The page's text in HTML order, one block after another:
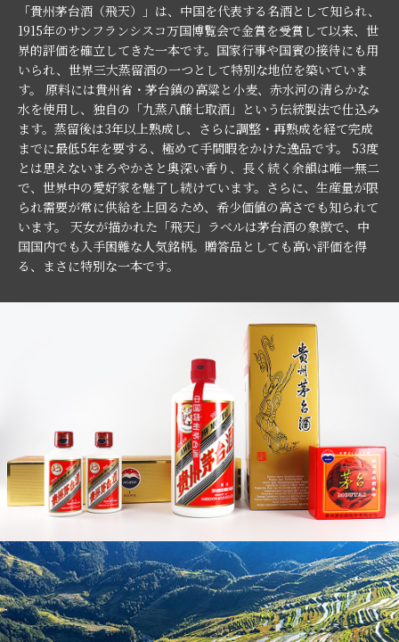
「貴州茅台酒（飛天）」は、中国を代表する名酒として知られ、
1915年のサンフランシスコ万国博覧会で金賞を受賞して以来、世
界的評価を確立してきた一本です。国家行事や国賓の接待にも用
いられ、世界三大蒸留酒の一つとして特別な地位を築いていま
す。 原料には貴州省・茅台鎮の高粱と小麦、赤水河の清らかな
水を使用し、独自の「九蒸八醸七取酒」という伝統製法で仕込み
ます。蒸留後は3年以上熟成し、さらに調整・再熟成を経て完成
までに最低5年を要する、極めて手間暇をかけた逸品です。 53度
とは思えないまろやかさと奥深い香り、長く続く余韻は唯一無二
で、世界中の愛好家を魅了し続けています。さらに、生産量が限
られ需要が常に供給を上回るため、希少価値の高さでも知られて
います。 天女が描かれた「飛天」ラベルは茅台酒の象徴で、中
国国内でも入手困難な人気銘柄。贈答品としても高い評価を得
る、まさに特別な一本です。